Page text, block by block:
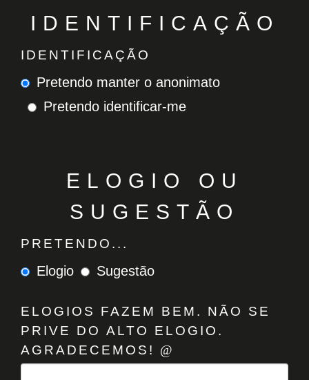
IDENTIFICAÇÃO
IDENTIFICAÇÃO
Pretendo manter o anonimato
Pretendo identificar-me
ELOGIO OU
SUGESTÃO
PRETENDO...
Elogio Sugestão
ELOGIOS FAZEM BEM. NÃO SE
PRIVE DO ALTO ELOGIO.
AGRADECEMOS!